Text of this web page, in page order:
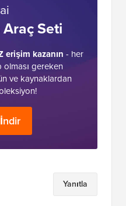
Seti
erişim kazanın - her
gereken
ve kaynaklardan
Yanıtla